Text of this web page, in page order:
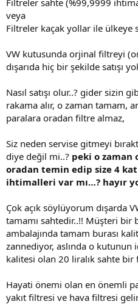
veya
Filtreler kaçak yollar ile ülkeye
VW kutusunda orjinal filtreyi
dışarıda hiç bir şekilde satışı
Nasıl satışı olur..? gider sizin
rakama alır, o zaman tamam,
paralara oradan filtre almaz,
Siz neden servise gitmeyi
diye değil mi..? peki o zaman
oradan temin edip size 4
ihtimalleri var mı…? hayır
Çok açık söylüyorum dışarda
tamamı sahtedir..!! Müşteri bir
ambalajında tamam burası
zannediyor, aslında o
kalitesi olan 20 liralık sahte bir
Hayati önemi olan en önemli
yakıt filtresi ve hava filtresi